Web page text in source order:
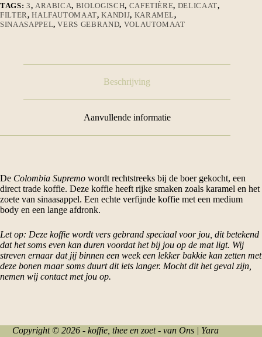
TAGS: 3, ARABICA, BIOLOGISCH, CAFETIÈRE, DELICAAT,
FILTER,HALFAUTOMAAT,KANDIJ, KARAMEL,
SINAASAPPEL,VERS GEBRAND, VOLAUTOMAAT
Beschrijving
Aanvullende informatie
De Colombia Supremo wordt rechtstreeks bij de boer gekocht, een
direct trade koffie. Deze koffie heeft rijke smaken zoals karamel en het
zoete van sinaasappel. Een echte verfijnde koffie met een medium
body en een lange afdronk.
Let op: Deze koffie wordt vers gebrand speciaal voor jou, dit betekend
dat het soms even kan duren voordat het bij jou op de mat ligt. Wij
streven ernaar dat jij binnen een week een lekker bakkie kan zetten met
deze bonen maar soms duurt dit iets langer. Mocht dit het geval zijn,
nemen wij contact met jou op.
Copyright © 2026 - koffie, thee en zoet - van Ons | Yara